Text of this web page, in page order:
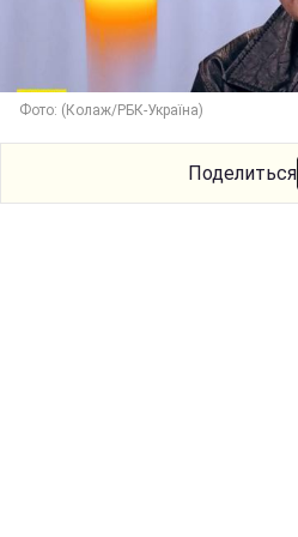
Фото: (Колаж/РБК-Україна)
Поделиться